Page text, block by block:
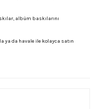
albüm baskılarını
ya da havale ile kolayca satın